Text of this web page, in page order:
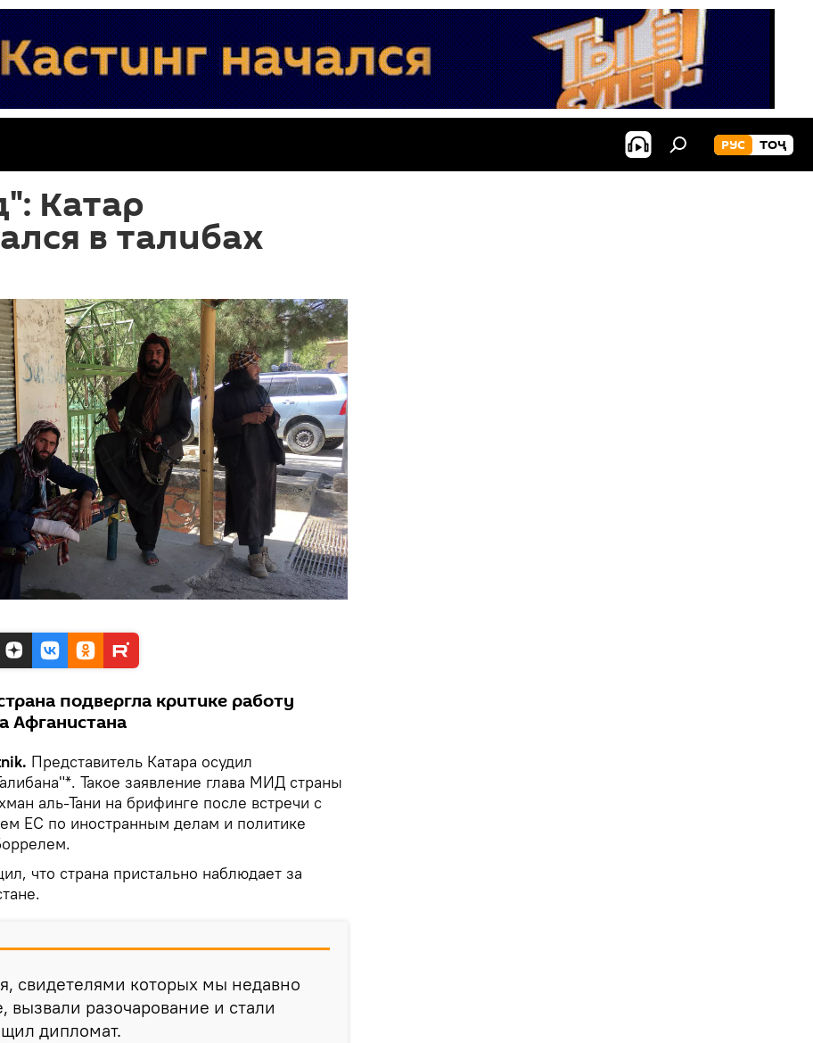
РУС ТОҶ
Катар
в талибах
подвергла критике работу
Афганистана
Представитель Катара осудил
Такое заявление глава МИД страны
аль-Тани на брифинге после встречи с
ЕС по иностранным делам и политике
что страна пристально наблюдает за
свидетелями которых мы недавно
вызвали разочарование и стали
дипломат.